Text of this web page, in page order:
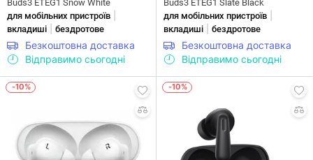
Buds3 ETEG1 Snow White
для мобільних пристроїв
вкладиші бездротове
Безкоштовна доставка
Відправимо сьогодні
Buds3 ETEG1 Slate Black
для мобільних пристроїв
вкладиші бездротове
Безкоштовна доставка
Відправимо сьогодні
-10% -10%